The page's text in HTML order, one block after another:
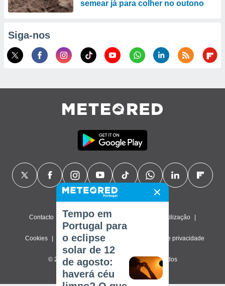
semear já para colher no outono
Siga-nos
Contacto Sobre nós FAQ Termos de utilização
Cookies Política de privacidade Definições de privacidade
© 2026 Meteored. Todos os direitos reservados
Tempo em
Portugal para
o eclipse
solar de 12
de agosto:
haverá céu